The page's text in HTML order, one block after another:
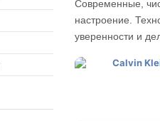
Современные,
настроение.
уверенности и